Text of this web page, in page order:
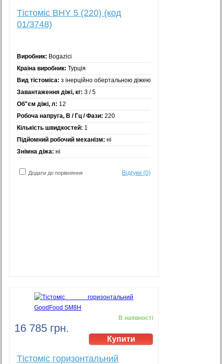
Тістоміс BHY 5 (220) (код
01/3748)
Виробник: Bogazici
Країна виробник: Турція
Вид тістоміса: з інерційно обертальною діжею
Завантаження діжі, кг: 3 / 5
Об"єм діжі, л: 12
Робоча напруга, В / Гц / Фази: 220
Кількість швидкостей: 1
Підйомний робочий механізм: ні
Знімна діжа: ні
Додати до порівняння Відгуки (0)
16 785 грн.
В наявності
Тістоміс горизонтальний